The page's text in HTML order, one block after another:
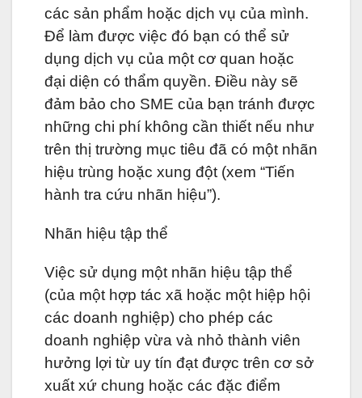
các sản phẩm hoặc dịch vụ của mình.
Để làm được việc đó bạn có thể sử
dụng dịch vụ của một cơ quan hoặc
đại diện có thẩm quyền. Điều này sẽ
đảm bảo cho SME của bạn tránh được
những chi phí không cần thiết nếu như
trên thị trường mục tiêu đã có một nhãn
hiệu trùng hoặc xung đột (xem “Tiến
hành tra cứu nhãn hiệu”).
Nhãn hiệu tập thể
Việc sử dụng một nhãn hiệu tập thể
(của một hợp tác xã hoặc một hiệp hội
các doanh nghiệp) cho phép các
doanh nghiệp vừa và nhỏ thành viên
hưởng lợi từ uy tín đạt được trên cơ sở
xuất xứ chung hoặc các đặc điểm